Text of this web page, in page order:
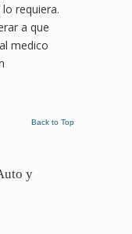
requiera.
a que
medico
Back to Top
y